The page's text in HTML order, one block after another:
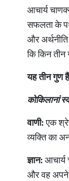
आचार्य
सफलता के पथ
और
कि किन तीन
यहतीनगुणहैं
कोकिलानां
वाणी:एक
व्यक्ति का
ज्ञान: आचार्य
और वह अपने